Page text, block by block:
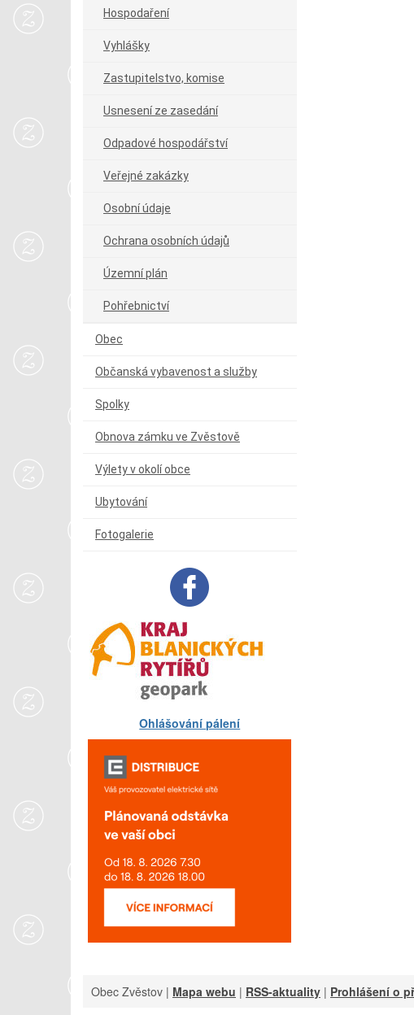
Hospodaření
Vyhlášky
Zastupitelstvo, komise
Usnesení ze zasedání
Odpadové hospodářství
Veřejné zakázky
Osobní údaje
Ochrana osobních údajů
Územní plán
Pohřebnictví
Obec
Občanská vybavenost a služby
Spolky
Obnova zámku ve Zvěstově
Výlety v okolí obce
Ubytování
Fotogalerie
Ohlášování pálení
Obec Zvěstov | Mapa webu | RSS-aktuality | Prohlášení o